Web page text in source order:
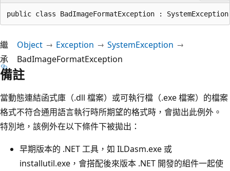
public class BadImageFormatException : SystemException
繼
承
Object Exception
SystemException
BadImageFormatException
備註
當動態連結函式庫（.dll 檔案）或可執行檔（.exe 檔案）的檔案
格式不符合通用語言執行時所期望的格式時，會拋出此例外。
特別地，該例外在以下條件下被拋出：
早期版本的 .NET 工具，如 ILDasm.exe 或
installutil.exe，會搭配後來版本 .NET 開發的組件一起使